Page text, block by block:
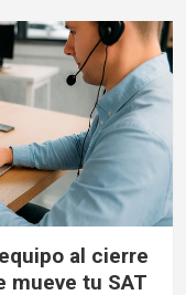
al cierre
mueve tu SAT